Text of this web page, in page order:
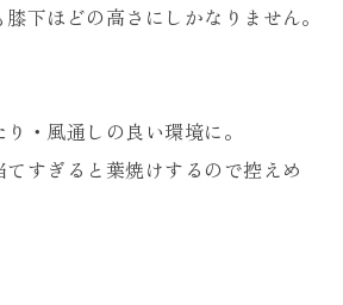
下ほどの高さにしかなりません。
・風通しの良い環境に。
すぎると葉焼けするので控えめ